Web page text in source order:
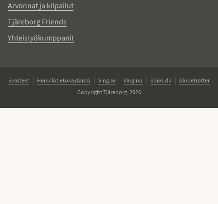
Arvonnat ja kilpailut
Tjäreborg Friends
Yhteistyökumppanit
Evästeet Henkilötietokäytäntö Ving.se Ving.no Spies.dk
Globetrotter
Copyright Tjäreborg, 2026